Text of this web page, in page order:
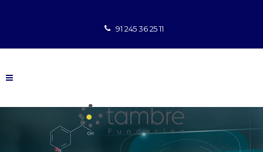
91 245 36 25 11